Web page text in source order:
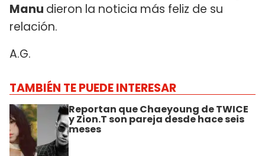
Manu dieron la noticia más feliz de su
relación.
A.G.
TAMBIÉN TE PUEDE INTERESAR
Reportan que Chaeyoung de TWICE
y Zion.T son pareja desde hace seis
meses